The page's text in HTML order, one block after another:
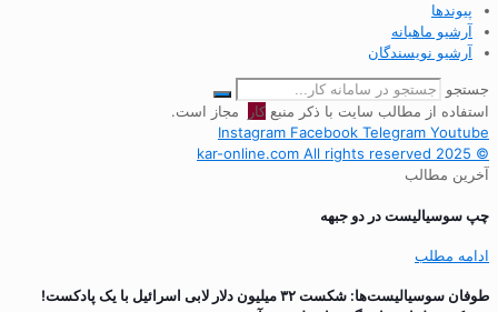
پیوندها
آرشیو ماهیانه
آرشیو نویسندگان
جستجو
استفاده از مطالب سایت با ذکر منبعکار
مجاز است.
Instagram Facebook Telegram Youtube
© 2025 kar-online.com All rights reserved
آخرین مطالب
چپ سوسیالیست در دو جبهه
ادامه مطلب
طوفان سوسیالیست‌ها: شکست ۳۲ میلیون دلار لابی اسرائیل با یک پادکست!